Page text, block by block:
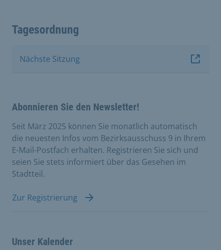
Tagesordnung
Nächste Sitzung
Abonnieren Sie den Newsletter!
Seit März 2025 können Sie monatlich automatisch
die neuesten Infos vom Bezirksausschuss 9 in Ihrem
E-Mail-Postfach erhalten. Registrieren Sie sich und
seien Sie stets informiert über das Gesehen im
Stadtteil.
Zur Registrierung
Unser Kalender